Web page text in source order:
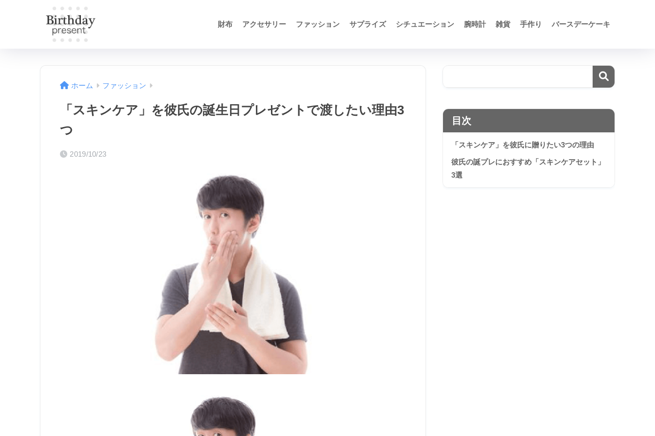
財布 アクセサリー ファッション サプライズ シチュエーション 腕時計 雑貨 手作り バースデーケーキ
ホーム ファッション
「スキンケア」を彼氏の誕生日プレゼントで渡したい理由3
つ
2019/10/23
目次
「スキンケア」を彼氏に贈りたい3つの理由
彼氏の誕プレにおすすめ「スキンケアセット」
3選